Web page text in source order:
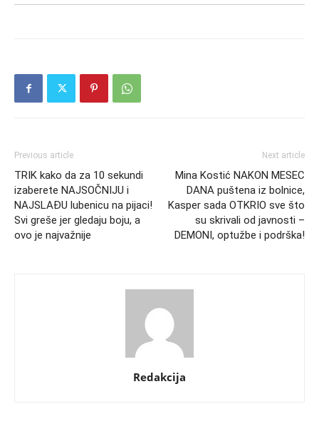
Previous article
TRIK kako da za 10 sekundi
izaberete NAJSOČNIJU i
NAJSLAĐU lubenicu na pijaci!
Svi greše jer gledaju boju, a
ovo je najvažnije
Next article
Mina Kostić NAKON MESEC
DANA puštena iz bolnice,
Kasper sada OTKRIO sve što
su skrivali od javnosti –
DEMONI, optužbe i podrška!
Redakcija